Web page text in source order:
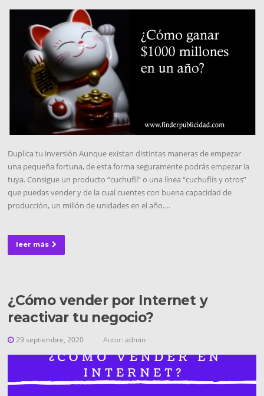
Duplica tu inversión Aunque existan distintas maneras de empezar
una pequeña fortuna, de esta forma seguramente podrás empezar la
tuya. Consigue un producto “cuchuflí” o una línea “cuchuflís y otros”
que puedas vender y de la cual cuentes con buena capacidad de
producción, un millón de unidades en el año….
leer más
¿Cómo vender por Internet y
reactivar tu negocio?
29 septiembre, 2020 Autor:admin